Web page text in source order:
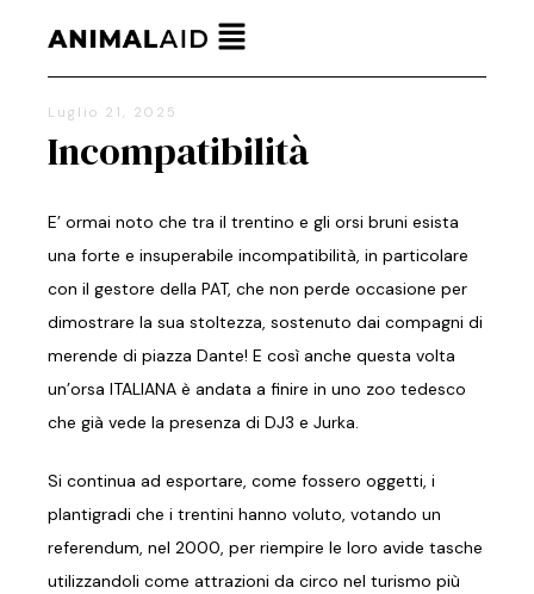
Luglio 21, 2025
Incompatibilità
E’ ormai noto che tra il trentino e gli orsi bruni esista
una forte e insuperabile incompatibilità, in particolare
con il gestore della PAT, che non perde occasione per
dimostrare la sua stoltezza, sostenuto dai compagni di
merende di piazza Dante! E così anche questa volta
un’orsa ITALIANA è andata a finire in uno zoo tedesco
che già vede la presenza di DJ3 e Jurka.
Si continua ad esportare, come fossero oggetti, i
plantigradi che i trentini hanno voluto, votando un
referendum, nel 2000, per riempire le loro avide tasche
utilizzandoli come attrazioni da circo nel turismo più